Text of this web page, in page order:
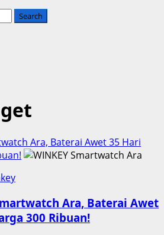
Ara, Baterai Awet 35 Hari
Ara, Baterai Awet
300 Ribuan!